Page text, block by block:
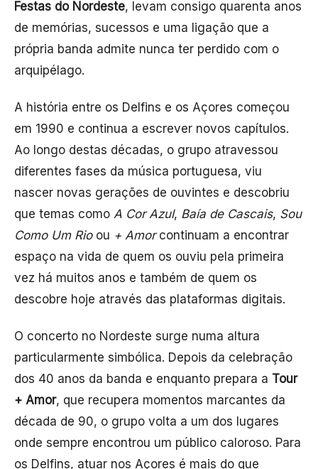
Festas do Nordeste, levam consigo quarenta anos
de memórias, sucessos e uma ligação que a
própria banda admite nunca ter perdido com o
arquipélago.
A história entre os Delfins e os Açores começou
em 1990 e continua a escrever novos capítulos.
Ao longo destas décadas, o grupo atravessou
diferentes fases da música portuguesa, viu
nascer novas gerações de ouvintes e descobriu
que temas como A Cor Azul, Baía de Cascais, Sou
Como Um Rioou + Amorcontinuam a encontrar
espaço na vida de quem os ouviu pela primeira
vez há muitos anos e também de quem os
descobre hoje através das plataformas digitais.
O concerto no Nordeste surge numa altura
particularmente simbólica. Depois da celebração
dos 40 anos da banda e enquanto prepara a Tour
+ Amor, que recupera momentos marcantes da
década de 90, o grupo volta a um dos lugares
onde sempre encontrou um público caloroso. Para
os Delfins, atuar nos Açores é mais do que